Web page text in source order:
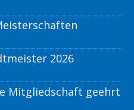
2026
Mitgliedschaft geehrt